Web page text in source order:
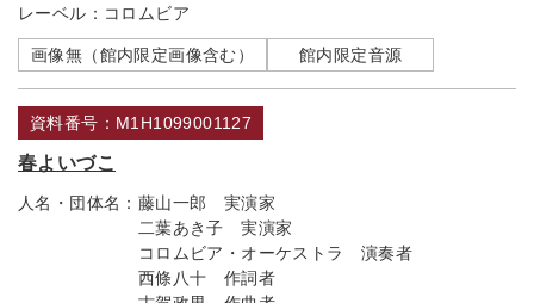
レーベル： コロムビア
画像無（館内限定画像含む） 館内限定音源
資料番号：M1H1099001127
春よいづこ
人名・団体名： 藤山一郎 実演家
二葉あき子 実演家
コロムビア・オーケストラ 演奏者
西條八十 作詞者